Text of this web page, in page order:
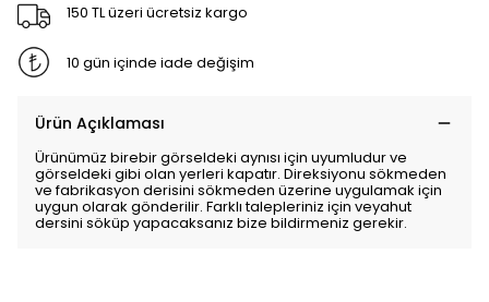
150 TL üzeri ücretsiz kargo
10 gün içinde iade değişim
Ürün Açıklaması
Ürünümüz birebir görseldeki aynısı için uyumludur ve
görseldeki gibi olan yerleri kapatır. Direksiyonu sökmeden
ve fabrikasyon derisini sökmeden üzerine uygulamak için
uygun olarak gönderilir. Farklı talepleriniz için veyahut
dersini söküp yapacaksanız bize bildirmeniz gerekir.